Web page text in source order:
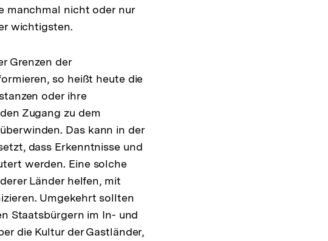
manchmal nicht oder nur
wichtigsten.
Grenzen der
so heißt heute die
oder ihre
Zugang zu dem
Das kann in der
dass Erkenntnisse und
werden. Eine solche
Länder helfen, mit
Umgekehrt sollten
Staatsbürgern im In- und
die Kultur der Gastländer,